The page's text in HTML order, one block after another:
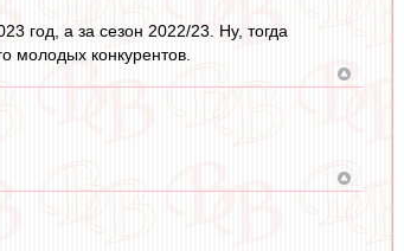
год, а за сезон 2022/23. Ну, тогда
молодых конкурентов.